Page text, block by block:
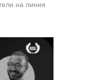
на линия